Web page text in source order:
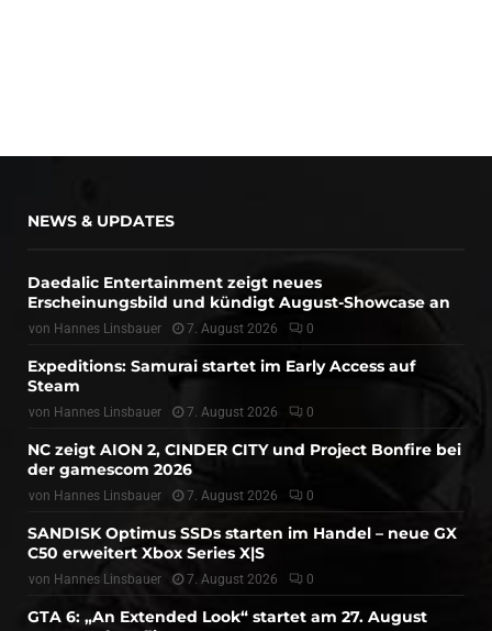
NEWS & UPDATES
Daedalic Entertainment zeigt neues
Erscheinungsbild und kündigt August-Showcase an
von Hannes Linsbauer 7. August 2026 0
Expeditions: Samurai startet im Early Access auf
Steam
von Hannes Linsbauer 7. August 2026 0
NC zeigt AION 2, CINDER CITY und Project Bonfire bei
der gamescom 2026
von Hannes Linsbauer 7. August 2026 0
SANDISK Optimus SSDs starten im Handel – neue GX
C50 erweitert Xbox Series X|S
von Hannes Linsbauer 7. August 2026 0
GTA 6: „An Extended Look“ startet am 27. August